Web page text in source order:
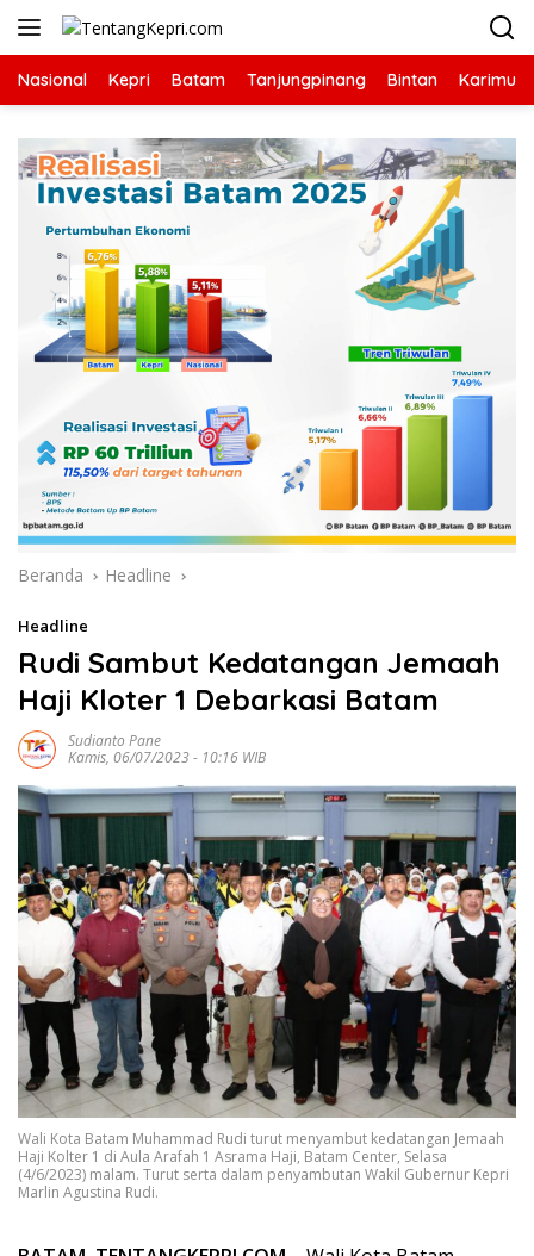
Langsung
Nasional Kepri Batam Tanjungpinang Bintan Karimun
Beranda Headline
Headline
Rudi Sambut Kedatangan Jemaah
Haji Kloter 1 Debarkasi Batam
Sudianto Pane
Kamis, 06/07/2023 - 10:16 WIB
Wali Kota Batam Muhammad Rudi turut menyambut kedatangan Jemaah
Haji Kolter 1 di Aula Arafah 1 Asrama Haji, Batam Center, Selasa
(4/6/2023) malam. Turut serta dalam penyambutan Wakil Gubernur Kepri
Marlin Agustina Rudi.